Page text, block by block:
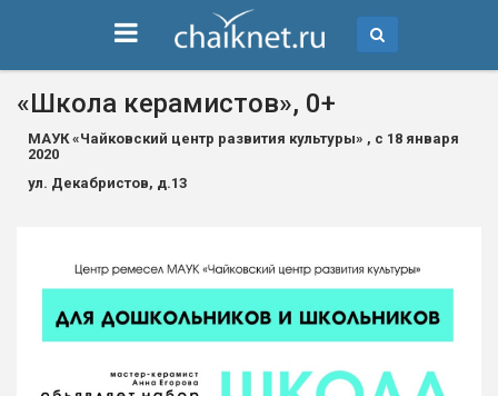
«Школа керамистов», 0+
МАУК «Чайковский центр развития культуры» , с 18 января
2020
ул. Декабристов, д.13